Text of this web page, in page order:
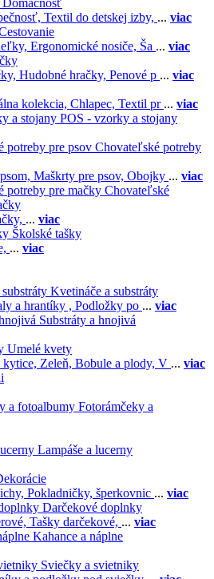
Domácnosť
Textil do detskej izby, ... viac
Ergonomické nosiče, Ša ... viac
Hudobné hračky, Penové p ... viac
kolekcia, Chlapec, Textil pr ... viac
POS - vzorky a stojany
Chovateľské potreby
Maškrty pre psov, Obojky ... viac
Chovateľské
... viac
Školské tašky
... viac
Kvetináče a substráty
a hrantíky , Podložky po ... viac
Substráty a hnojivá
Umelé kvety
kytice, Zeleň, Bobule a plody, V ... viac
Fotorámčeky a
Lampáše a lucerny
Pokladničky, šperkovnic ... viac
Darčekové doplnky
Tašky darčekové, ... viac
Kahance a náplne
Sviečky a svietniky